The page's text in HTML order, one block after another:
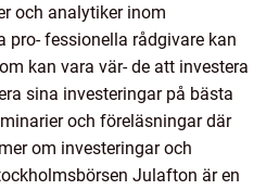
och analytiker inom
pro- fessionella rådgivare kan
kan vara vär- de att investera
sina investeringar på bästa
och föreläsningar där
om investeringar och
Julafton är en